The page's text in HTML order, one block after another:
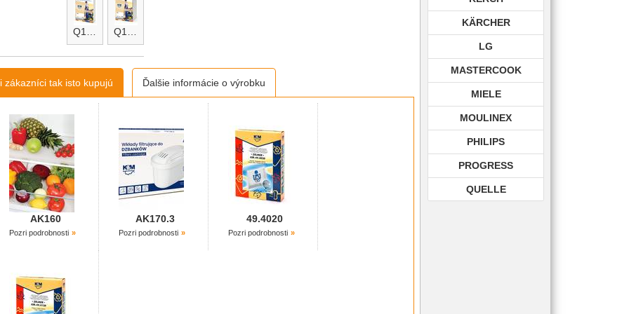
zákazníci tak isto kupujú Ďalšie informácie o výrobku
AK160
Pozri podrobnosti
AK170.3
Pozri podrobnosti
49.4020
Pozri podrobnosti
KÄRCHER
LG
MASTERCOOK
MIELE
MOULINEX
PHILIPS
PROGRESS
QUELLE